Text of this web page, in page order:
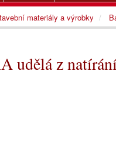
udělá z
materiály a výrobky